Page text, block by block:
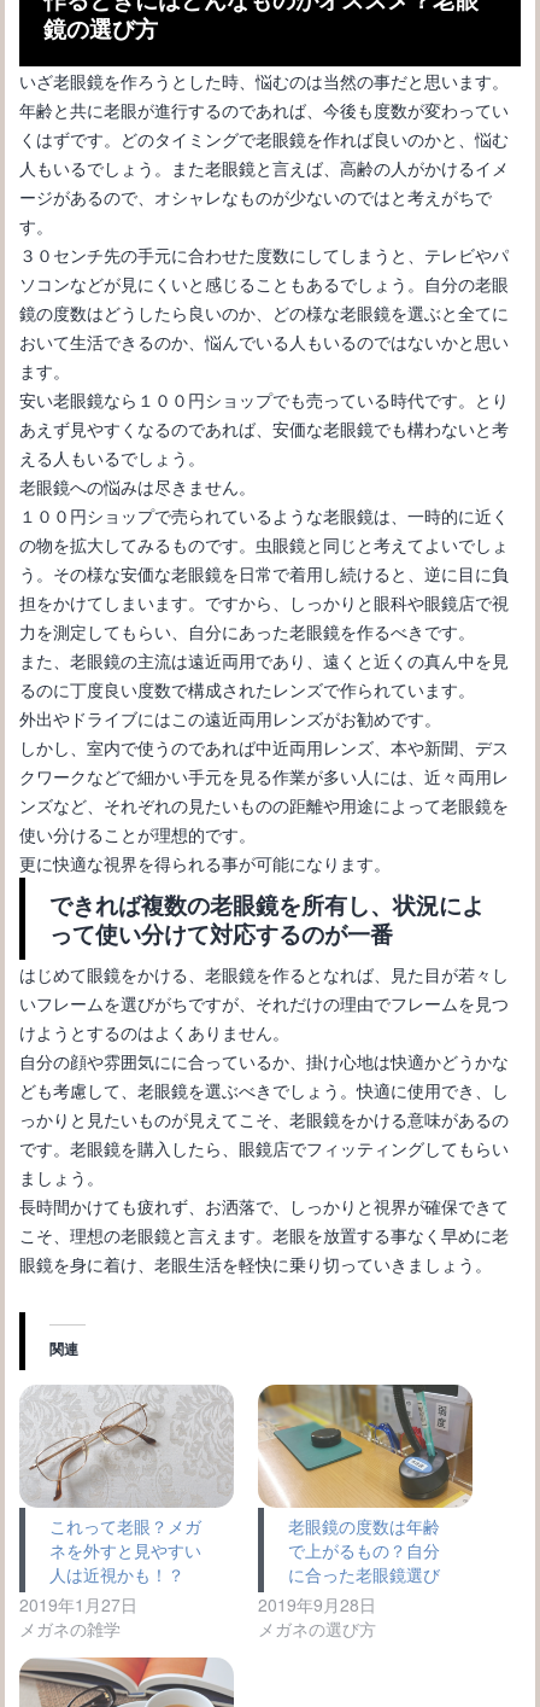
眼鏡のレンズに厚みが･･･目の大きさに関係？自然に見える眼鏡選
び
鏡の選び方
いざ老眼鏡を作ろうとした時、悩むのは当然の事だと思います。
年齢と共に老眼が進行するのであれば、今後も度数が変わってい
くはずです。どのタイミングで老眼鏡を作れば良いのかと、悩む
人もいるでしょう。また老眼鏡と言えば、高齢の人がかけるイメ
ージがあるので、オシャレなものが少ないのではと考えがちで
す。
３０センチ先の手元に合わせた度数にしてしまうと、テレビやパ
ソコンなどが見にくいと感じることもあるでしょう。自分の老眼
鏡の度数はどうしたら良いのか、どの様な老眼鏡を選ぶと全てに
おいて生活できるのか、悩んでいる人もいるのではないかと思い
ます。
安い老眼鏡なら１００円ショップでも売っている時代です。とり
あえず見やすくなるのであれば、安価な老眼鏡でも構わないと考
える人もいるでしょう。
老眼鏡への悩みは尽きません。
１００円ショップで売られているような老眼鏡は、一時的に近く
の物を拡大してみるものです。虫眼鏡と同じと考えてよいでしょ
う。その様な安価な老眼鏡を日常で着用し続けると、逆に目に負
担をかけてしまいます。ですから、しっかりと眼科や眼鏡店で視
力を測定してもらい、自分にあった老眼鏡を作るべきです。
また、老眼鏡の主流は遠近両用であり、遠くと近くの真ん中を見
るのに丁度良い度数で構成されたレンズで作られています。
外出やドライブにはこの遠近両用レンズがお勧めです。
しかし、室内で使うのであれば中近両用レンズ、本や新聞、デス
クワークなどで細かい手元を見る作業が多い人には、近々両用レ
ンズなど、それぞれの見たいものの距離や用途によって老眼鏡を
使い分けることが理想的です。
更に快適な視界を得られる事が可能になります。
できれば複数の老眼鏡を所有し、状況によ
って使い分けて対応するのが一番
はじめて眼鏡をかける、老眼鏡を作るとなれば、見た目が若々し
いフレームを選びがちですが、それだけの理由でフレームを見つ
けようとするのはよくありません。
自分の顔や雰囲気にに合っているか、掛け心地は快適かどうかな
ども考慮して、老眼鏡を選ぶべきでしょう。快適に使用でき、し
っかりと見たいものが見えてこそ、老眼鏡をかける意味があるの
です。老眼鏡を購入したら、眼鏡店でフィッティングしてもらい
ましょう。
長時間かけても疲れず、お洒落で、しっかりと視界が確保できて
こそ、理想の老眼鏡と言えます。老眼を放置する事なく早めに老
眼鏡を身に着け、老眼生活を軽快に乗り切っていきましょう。
関連
これって老眼？メガ
ネを外すと見やすい
人は近視かも！？
2019年1月27日
メガネの雑学
老眼鏡の度数は年齢
で上がるもの？自分
に合った老眼鏡選び
2019年9月28日
メガネの選び方